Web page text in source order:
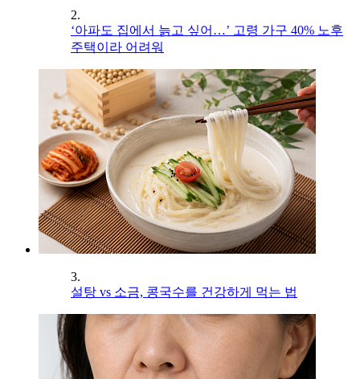
2.
‘아파도 집에서 늙고 싶어…’ 고령 가구 40% 노후
주택이라 어려워
3.
설탕 vs 소금, 콩국수를 건강하게 먹는 법